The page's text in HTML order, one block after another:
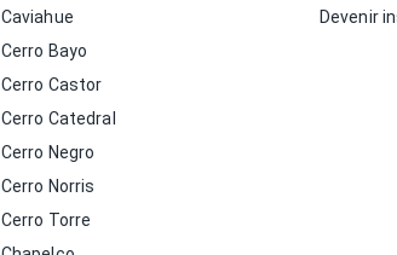
Caviahue
Cerro Bayo
Cerro Castor
Cerro Catedral
Cerro Negro
Cerro Norris
Cerro Torre
Devenir